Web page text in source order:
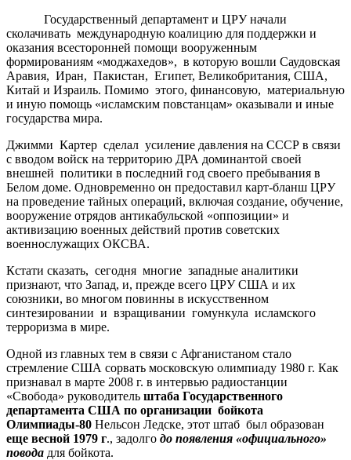
Государственный департамент и ЦРУ начали
сколачивать международную коалицию для поддержки и
оказания всесторонней помощи вооруженным
формированиям «моджахедов», в которую вошли Саудовская
Аравия, Иран, Пакистан, Египет, Великобритания, США,
Китай и Израиль. Помимо этого, финансовую, материальную
и иную помощь «исламским повстанцам» оказывали и иные
государства мира.
Джимми Картер сделал усиление давления на СССР в связи
с вводом войск на территорию ДРА доминантой своей
внешней политики в последний год своего пребывания в
Белом доме. Одновременно он предоставил карт-бланш ЦРУ
на проведение тайных операций, включая создание, обучение,
вооружение отрядов антикабульской «оппозиции» и
активизацию военных действий против советских
военнослужащих ОКСВА.
Кстати сказать, сегодня многие западные аналитики
признают, что Запад, и, прежде всего ЦРУ США и их
союзники, во многом повинны в искусственном
синтезировании и взращивании гомункула исламского
терроризма в мире.
Одной из главных тем в связи с Афганистаном стало
стремление США сорвать московскую олимпиаду 1980 г. Как
признавал в марте 2008 г. в интервью радиостанции
«Свобода» руководитель штаба Государственного
департамента США по организации бойкота
Олимпиады-80 Нельсон Ледске, этот штаб был образован
еще весной 1979 г., задолго до появления «официального»
повода для бойкота.